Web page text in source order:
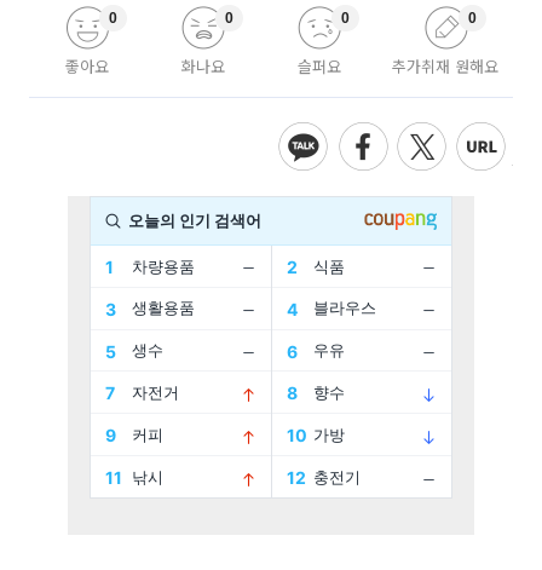
좋아요
0
화나요
0
슬퍼요
0
추가취재 원해요
0